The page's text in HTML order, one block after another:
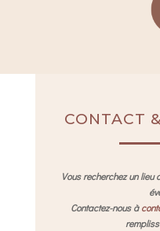
CONTACT
Vous recherchez un lieu
Contactez-nous à